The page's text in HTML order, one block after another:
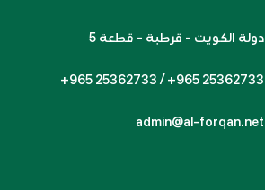
دولة الكويت - قرطبة - قطعة 5
+965 25362733 / +965 25362733
admin@al-forqan.net